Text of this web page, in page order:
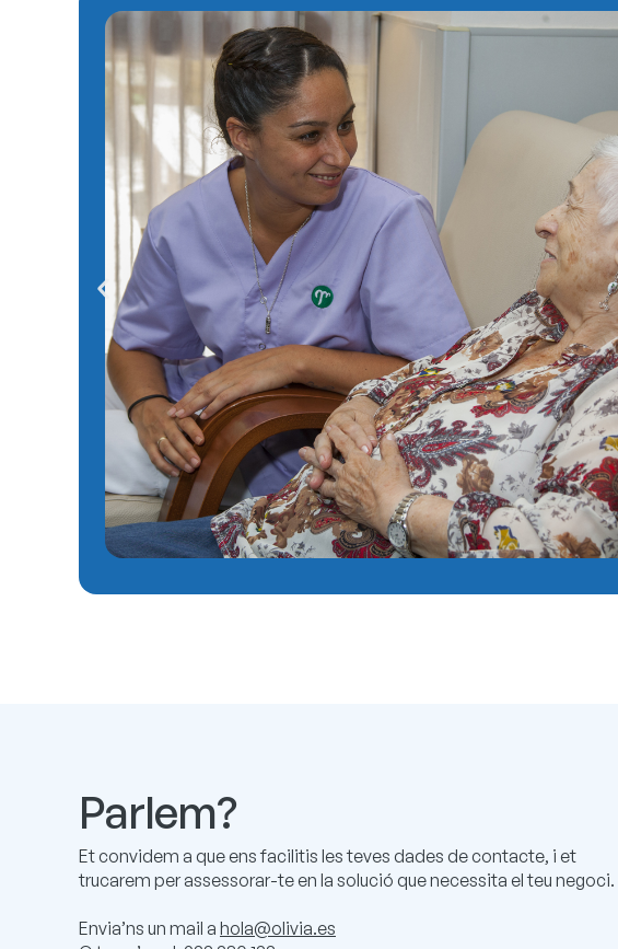
Parlem?
Et convidem a que ens facilitis les teves dades de contacte, i et
trucarem per assessorar-te en la solució que necessita el teu negoci.
Envia’ns un mail a hola@olivia.es